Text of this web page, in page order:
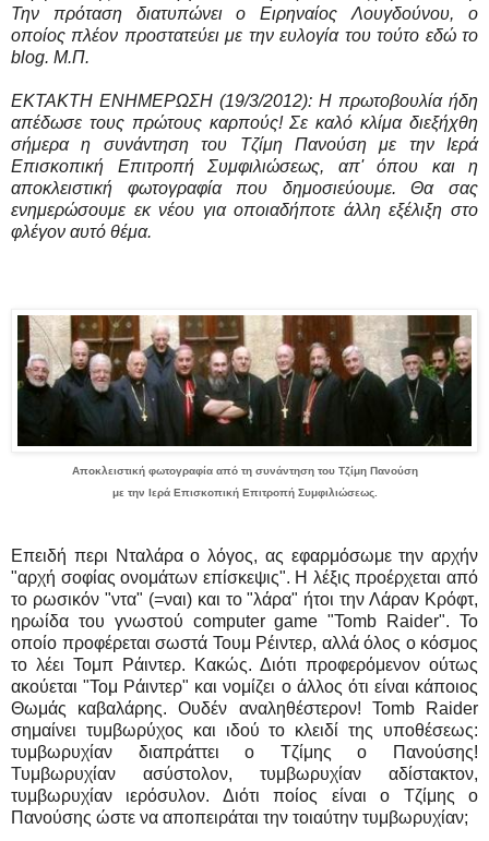
Την πρόταση διατυπώνει ο Ειρηναίος Λουγδούνου, ο
οποίος πλέον προστατεύει με την ευλογία του τούτο εδώ το
blog. Μ.Π.
ΕΚΤΑΚΤΗ ΕΝΗΜΕΡΩΣΗ (19/3/2012): Η πρωτοβουλία ήδη
απέδωσε τους πρώτους καρπούς! Σε καλό κλίμα διεξήχθη
σήμερα η συνάντηση του Τζίμη Πανούση με την Ιερά
Επισκοπική Επιτροπή Συμφιλιώσεως, απ' όπου και η
αποκλειστική φωτογραφία που δημοσιεύουμε. Θα σας
ενημερώσουμε εκ νέου για οποιαδήποτε άλλη εξέλιξη στο
φλέγον αυτό θέμα.
Αποκλειστική φωτογραφία από τη συνάντηση του Τζίμη Πανούση
με την Ιερά Επισκοπική Επιτροπή Συμφιλιώσεως.
Επειδή περι Νταλάρα ο λόγος, ας εφαρμόσωμε την αρχήν
"αρχή σοφίας ονομάτων επίσκεψις". Η λέξις προέρχεται από
το ρωσικόν "ντα" (=ναι) και το "λάρα" ήτοι την Λάραν Κρόφτ,
ηρωίδα του γνωστού computer game "Tomb Raider". Το
οποίο προφέρεται σωστά Τουμ Ρέιντερ, αλλά όλος ο κόσμος
το λέει Τομπ Ράιντερ. Κακώς. Διότι προφερόμενον ούτως
ακούεται "Τομ Ράιντερ" και νομίζει ο άλλος ότι είναι κάποιος
Θωμάς καβαλάρης. Ουδέν αναληθέστερον! Tomb Raider
σημαίνει τυμβωρύχος και ιδού το κλειδί της υποθέσεως:
τυμβωρυχίαν διαπράττει ο Τζίμης ο Πανούσης!
Τυμβωρυχίαν ασύστολον, τυμβωρυχίαν αδίστακτον,
τυμβωρυχίαν ιερόσυλον. Διότι ποίος είναι ο Τζίμης ο
Πανούσης ώστε να αποπειράται την τοιαύτην τυμβωρυχίαν;